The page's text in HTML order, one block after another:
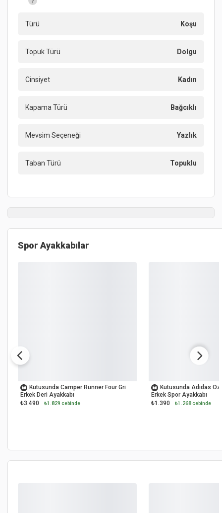
Türü Koşu
Topuk Türü Dolgu
Cinsiyet Kadın
Kapama Türü Bağcıklı
Mevsim Seçeneği Yazlık
Taban Türü Topuklu
Spor Ayakkabılar
Kutusunda Camper Runner Four Gri
Erkek Deri Ayakkabı
₺3.490
₺1.829 cebinde
Kutusunda Adidas
Erkek Spor Ayakkabı
₺1.390
₺1.268 cebinde